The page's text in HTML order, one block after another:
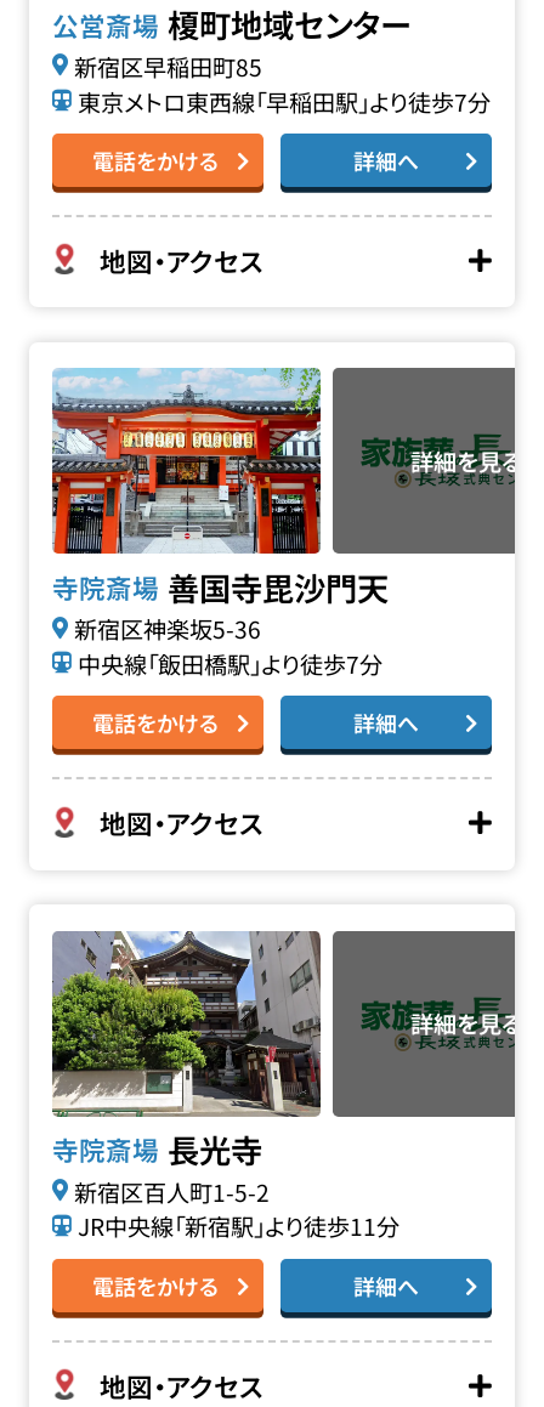
公営斎場 榎町地域センター
新宿区早稲田町85
東京メトロ東西線「早稲田駅」より徒歩7分
電話をかける 詳細へ
地図・アクセス
寺院斎場 善国寺毘沙門天
新宿区神楽坂5-36
中央線「飯田橋駅」より徒歩7分
電話をかける 詳細へ
地図・アクセス
善国寺 毘沙門天の詳細へ
寺院斎場 長光寺
新宿区百人町1-5-2
JR中央線「新宿駅」より徒歩11分
電話をかける 詳細へ
地図・アクセス